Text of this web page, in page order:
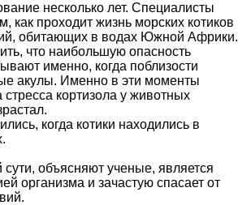
несколько лет. Специалисты
как проходит жизнь морских котиков
обитающих в водах Южной Африки.
что наибольшую опасность
именно, когда поблизости
акулы. Именно в эти моменты
кортизола у животных
когда котики находились в
сути, объясняют ученые, является
организма и зачастую спасает от